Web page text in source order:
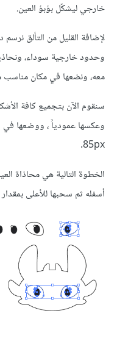
خارجي ليشكّل بؤبؤ العين.
وحدود خارجية سوداء،
معه، ونضعها في مكان مناسب
سنقوم الآن بتجميع كافة
وعكسها عمودياً ، ووضعها في
85px.
الخطوة التالية هي محاذاة
أسفله ثم سحبها للأعلى بمقدار 30px.